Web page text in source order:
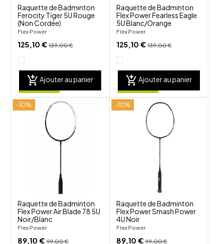
Raquette de Badminton
Ferocity Tiger 5U Rouge
(Non Cordée)
Flex Power
125,10 €139,00 €
add_shopping_cart Ajouter au panier
Raquette de Badminton
Flex Power Fearless Eagle
5U Blanc/Orange
Flex Power
125,10 € 139,00 €
add_shopping_cart Ajouter au panier
-10%
Raquette de Badminton
Flex Power Air Blade 78 5U
Noir/Blanc
Flex Power
89,10 €99,00 €
-10%
Raquette de Badminton
Flex Power Smash Power
4U Noir
Flex Power
89,10 € 99,00 €